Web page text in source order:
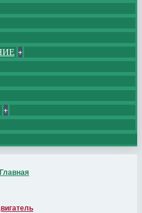
+
+
Главная